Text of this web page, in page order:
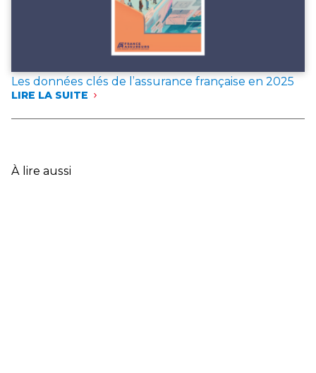
Les données clés de l’assurance française en 2025
LIRE LA SUITE
:
L’ASSURANCE
FRANÇAISE
À lire aussi